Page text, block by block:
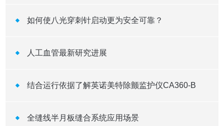
如何使八光穿刺针启动更为安全可靠？
人工血管最新研究进展
结合运行依据了解英诺美特除颤监护仪CA360-B
全缝线半月板缝合系统应用场景